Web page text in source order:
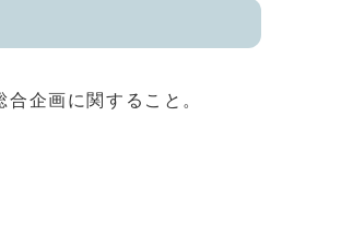
企画に関すること。